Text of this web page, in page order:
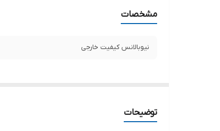
مشخصات
نیوبالانس کیفیت خارجی
توضیحات